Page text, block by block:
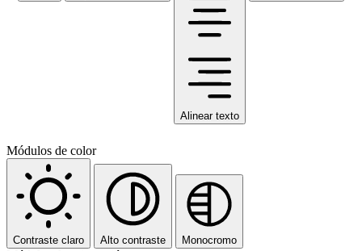
Alinear texto
Módulos de color
Contraste claro Alto contraste Monocromo